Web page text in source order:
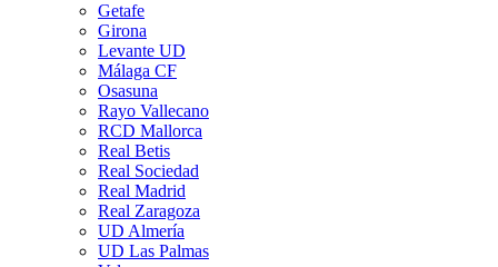
Getafe
Girona
Levante UD
Málaga CF
Osasuna
Rayo Vallecano
RCD Mallorca
Real Betis
Real Sociedad
Real Madrid
Real Zaragoza
UD Almería
UD Las Palmas